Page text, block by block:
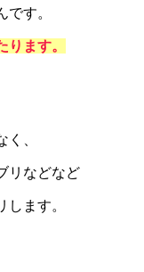
す。
ます。
、
リなどなど
ます。